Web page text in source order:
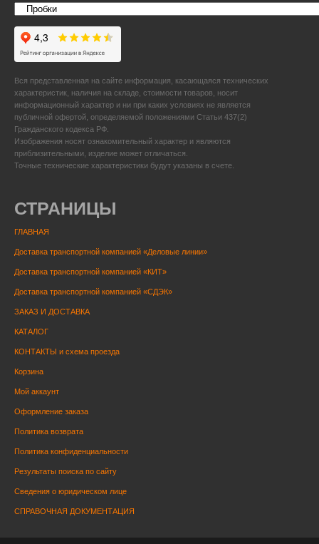
Вся представленная на сайте информация, касающаяся технических
характеристик, наличия на складе, стоимости товаров, носит
информационный характер и ни при каких условиях не является
публичной офертой, определяемой положениями Статьи 437(2)
Гражданского кодекса РФ.
Изображения носят ознакомительный характер и являются
приблизительными, изделие может отличаться.
Точные технические характеристики будут указаны в счете.
СТРАНИЦЫ
ГЛАВНАЯ
Доставка транспортной компанией «Деловые линии»
Доставка транспортной компанией «КИТ»
Доставка транспортной компанией «СДЭК»
ЗАКАЗ И ДОСТАВКА
КАТАЛОГ
КОНТАКТЫ и схема проезда
Корзина
Мой аккаунт
Оформление заказа
Политика возврата
Политика конфиденциальности
Результаты поиска по сайту
Сведения о юридическом лице
СПРАВОЧНАЯ ДОКУМЕНТАЦИЯ